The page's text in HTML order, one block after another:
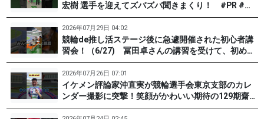
宏樹 選手を迎えてズバズバ聞きまくり！ #PR #松
戸けいりん #和田健太郎
2026年07月29日 04:02
競輪de推し活ステージ後に急遽開催された初心者講
習会！（6/27) 冨田卓さんの講習を受けて、初めて
チャレンジした女子たち。果たして…？ #PR #松戸
けいりん #和田健太郎 #沖直実
2026年07月26日 07:01
イケメン評論家沖直実が競輪選手会東京支部のカレ
ンダー撮影に突撃！笑顔がかわいい期待の129期齋藤
宏樹選手登場！ #pr #松戸けいりん